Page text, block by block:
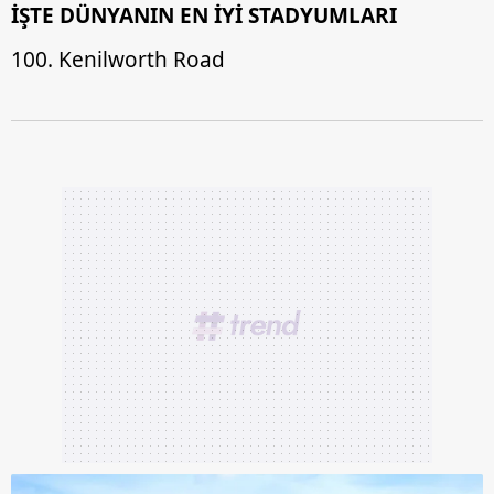
İŞTE DÜNYANIN EN İYİ STADYUMLARI
100. Kenilworth Road